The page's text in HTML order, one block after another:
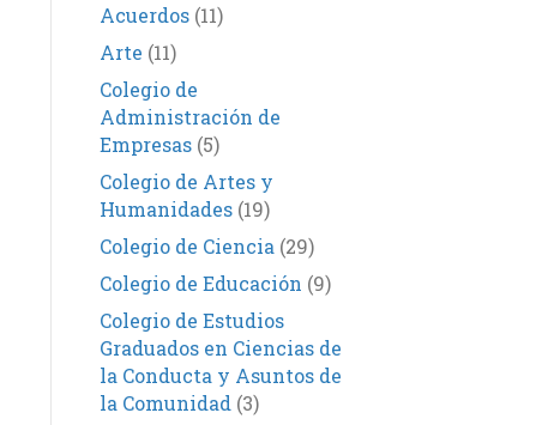
Acuerdos(11)
Arte (11)
Colegio de
Administración de
Empresas(5)
Colegio de Artes y
Humanidades(19)
Colegio de Ciencia (29)
Colegio de Educación (9)
Colegio de Estudios
Graduados en Ciencias de
la Conducta y Asuntos de
la Comunidad (3)